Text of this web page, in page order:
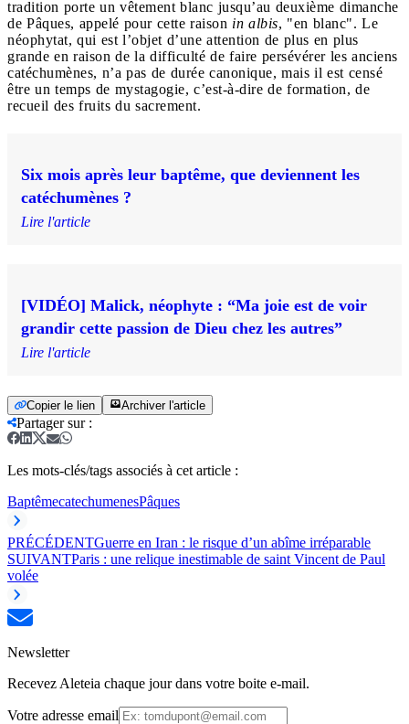
tradition porte un vêtement blanc jusqu’au deuxième dimanche
de Pâques, appelé pour cette raison in albis, "en blanc". Le
néophytat, qui est l’objet d’une attention de plus en plus
grande en raison de la difficulté de faire persévérer les anciens
catéchumènes, n’a pas de durée canonique, mais il est censé
être un temps de mystagogie, c’est-à-dire de formation, de
recueil des fruits du sacrement.
Six mois après leur baptême, que deviennent les
catéchumènes ?
Lire l'article
[VIDÉO] Malick, néophyte : “Ma joie est de voir
grandir cette passion de Dieu chez les autres”
Lire l'article
Copier le lien Archiver l'article
Partager sur:
Les mots-clés/tags associés à cet article :
BaptêmecatechumenesPâques
PRÉCÉDENTGuerre en Iran : le risque d’un abîme irréparable
SUIVANTParis : une relique inestimable de saint Vincent de Paul
volée
Newsletter
Recevez Aleteia chaque jour dans votre boite e-mail.
Votre adresse email